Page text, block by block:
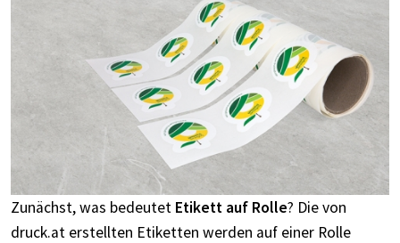
Zunächst, was bedeutet Etikett auf Rolle? Die von
druck.at erstellten Etiketten werden auf einer Rolle